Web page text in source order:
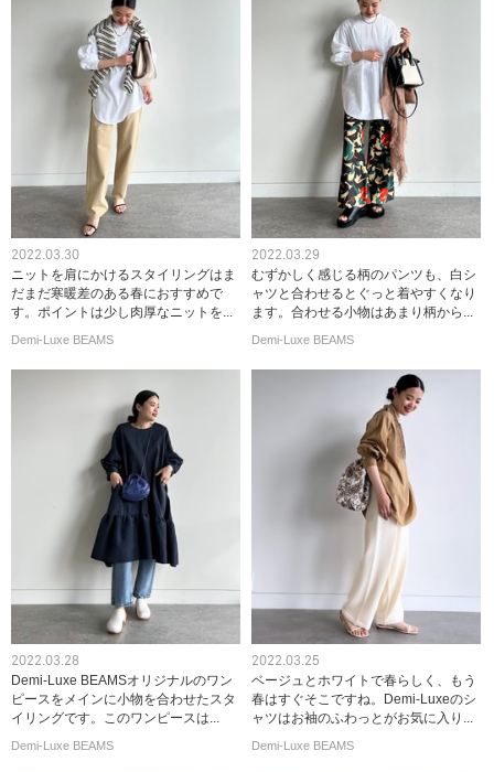
2022.03.30
ニットを肩にかけるスタイリングはま
だまだ寒暖差のある春におすすめで
す。ポイントは少し肉厚なニットを...
Demi-Luxe BEAMS
2022.03.29
むずかしく感じる柄のパンツも、白シ
ャツと合わせるとぐっと着やすくなり
ます。合わせる小物はあまり柄から...
Demi-Luxe BEAMS
2022.03.28
Demi-Luxe BEAMSオリジナルのワン
ピースをメインに小物を合わせたスタ
イリングです。このワンピースは...
Demi-Luxe BEAMS
2022.03.25
ベージュとホワイトで春らしく、もう
春はすぐそこですね。Demi-Luxeのシ
ャツはお袖のふわっとがお気に入り...
Demi-Luxe BEAMS